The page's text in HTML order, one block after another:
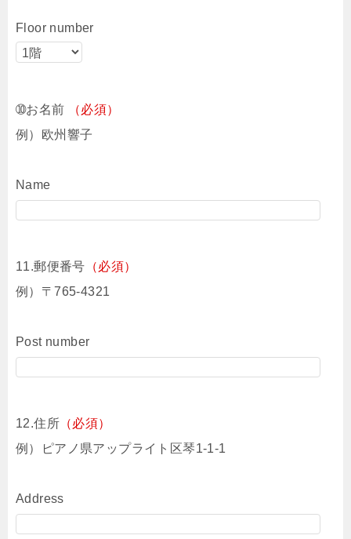
Floor number
➉お名前
（必須）
例）欧州響子
Name
11.郵便番号 （必須）
例）〒765-4321
Post number
12.住所 （必須）
例）ピアノ県アップライト区琴1-1-1
Address